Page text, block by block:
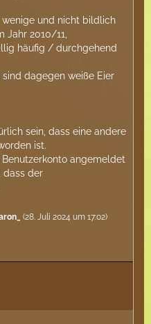
und nicht bildlich
2010/11,
häufig / durchgehend
sind dagegen weiße Eier
sein, dass eine andere
ist.
angemeldet
dass der
(28. Juli 2024 um 17:02)